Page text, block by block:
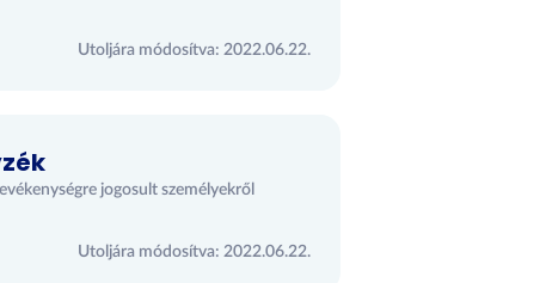
Utoljára módosítva: 2022.06.22.
jogosult személyekről
Utoljára módosítva: 2022.06.22.